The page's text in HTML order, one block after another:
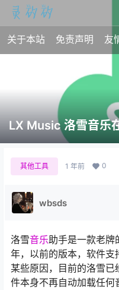
关于本站 免责声明 友
LX Music 洛雪音乐
其他工具 1 年前 0
wbsds
洛雪音乐助手是一款老牌
年，以前的版本，软件支
某些原因，目前的洛雪
件本身不再自动加载任